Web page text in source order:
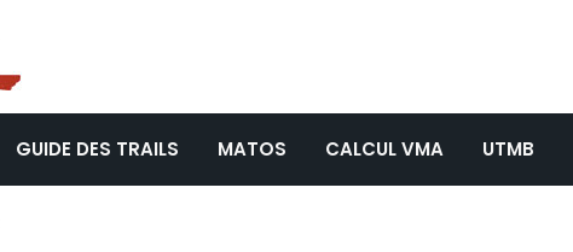
GUIDE DES TRAILS MATOS CALCUL VMA UTMB